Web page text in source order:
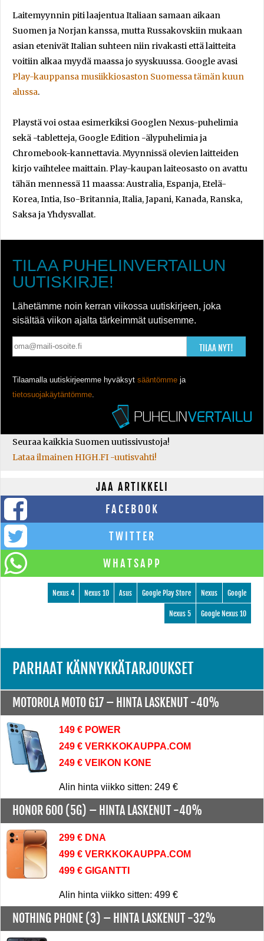
Laitemyynnin piti laajentua Italiaan samaan aikaan
Suomen ja Norjan kanssa, mutta Russakovskiin mukaan
asian etenivät Italian suhteen niin rivakasti että laitteita
voitiin alkaa myydä maassa jo syyskuussa. Google avasi
Play-kauppansa musiikkiosaston Suomessa tämän kuun
alussa.
Playstä voi ostaa esimerkiksi Googlen Nexus-puhelimia
sekä -tabletteja, Google Edition -älypuhelimia ja
Chromebook-kannettavia. Myynnissä olevien laitteiden
kirjo vaihtelee maittain. Play-kaupan laiteosasto on avattu
tähän mennessä 11 maassa: Australia, Espanja, Etelä-
Korea, Intia, Iso-Britannia, Italia, Japani, Kanada, Ranska,
Saksa ja Yhdysvallat.
TILAA PUHELINVERTAILUN
UUTISKIRJE!
Lähetämme noin kerran viikossa uutiskirjeen, joka
sisältää viikon ajalta tärkeimmät uutisemme.
TILAA NYT!
Tilaamalla uutiskirjeemme hyväksyt sääntömme ja
tietosuojakäytäntömme
Seuraa kaikkia Suomen uutissivustoja!
Lataa ilmainen HIGH.FI -uutisvahti!
JAA ARTIKKELI
FACEBOOK
TWITTER
WHATSAPP
Google
Nexus
Google Play Store
Asus
Nexus 10
Nexus 4
Google Nexus 10
Nexus 5
PARHAAT KÄNNYKKÄTARJOUKSET
MOTOROLA MOTO G17 – HINTA LASKENUT -40%
149 € POWER
249 € VERKKOKAUPPA.COM
249 € VEIKON KONE
Alin hinta viikko sitten: 249 €
HONOR 600 (5G) – HINTA LASKENUT -40%
299 € DNA
499 € VERKKOKAUPPA.COM
499 € GIGANTTI
Alin hinta viikko sitten: 499 €
NOTHING PHONE (3) – HINTA LASKENUT -32%